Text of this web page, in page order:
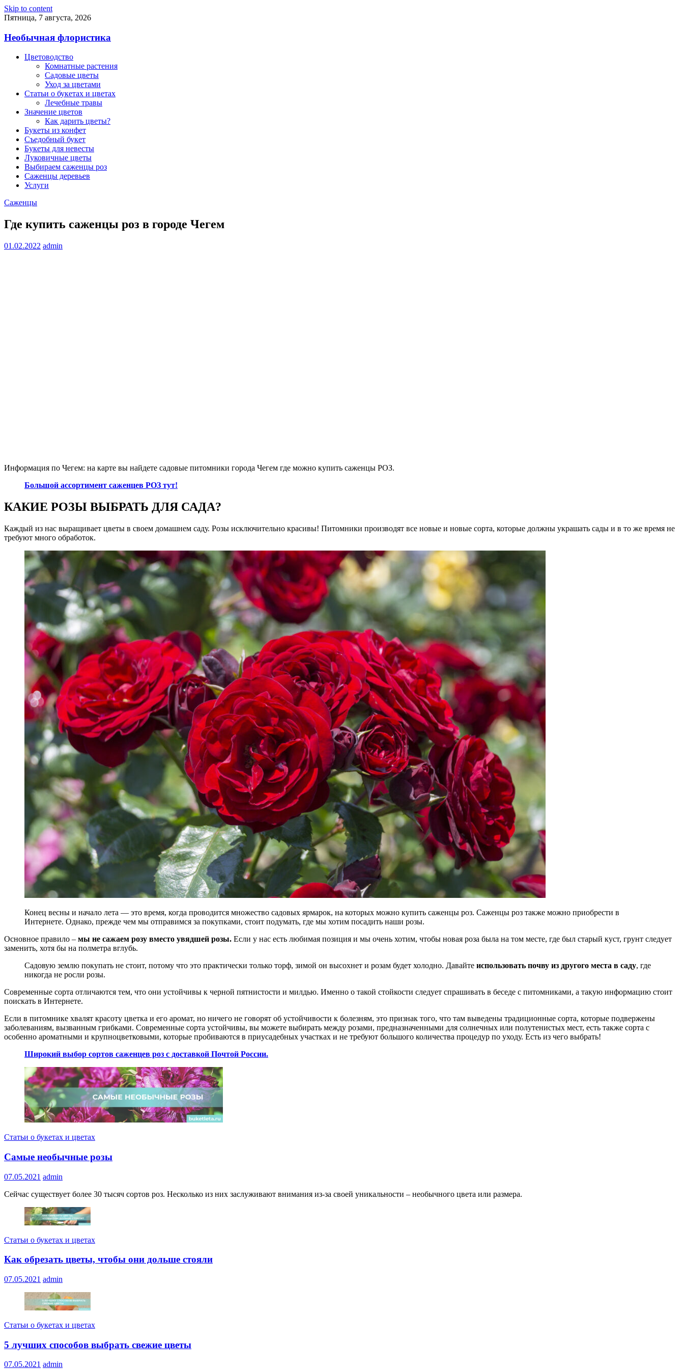
Skip to content
Пятница, 7 августа, 2026
Необычная флористика
Цветоводство
Комнатные растения
Садовые цветы
Уход за цветами
Статьи о букетах и цветах
Лечебные травы
Значение цветов
Как дарить цветы?
Букеты из конфет
Съедобный букет
Букеты для невесты
Луковичные цветы
Выбираем саженцы роз
Саженцы деревьев
Услуги
Саженцы
Где купить саженцы роз в городе Чегем
01.02.2022 admin
Информация по Чегем: на карте вы найдете садовые питомники города Чегем где можно купить саженцы РОЗ.
Большой ассортимент саженцев РОЗ тут!
КАКИЕ РОЗЫ ВЫБРАТЬ ДЛЯ САДА?
Каждый из нас выращивает цветы в своем домашнем саду. Розы исключительно красивы! Питомники производят все новые и новые сорта, которые должны украшать сады и в то же время не
требуют много обработок.
Конец весны и начало лета — это время, когда проводится множество садовых ярмарок, на которых можно купить саженцы роз. Саженцы роз также можно приобрести в
Интернете. Однако, прежде чем мы отправимся за покупками, стоит подумать, где мы хотим посадить наши розы.
Основное правило – мы не сажаем розу вместо увядшей розы. Если у нас есть любимая позиция и мы очень хотим, чтобы новая роза была на том месте, где был старый куст, грунт следует
заменить, хотя бы на полметра вглубь.
Садовую землю покупать не стоит, потому что это практически только торф, зимой он высохнет и розам будет холодно. Давайте использовать почву из другого места в саду, где
никогда не росли розы.
Современные сорта отличаются тем, что они устойчивы к черной пятнистости и милдью. Именно о такой стойкости следует спрашивать в беседе с питомниками, а такую ​​информацию стоит
поискать в Интернете.
Если в питомнике хвалят красоту цветка и его аромат, но ничего не говорят об устойчивости к болезням, это признак того, что там выведены традиционные сорта, которые подвержены
заболеваниям, вызванным грибками. Современные сорта устойчивы, вы можете выбирать между розами, предназначенными для солнечных или полутенистых мест, есть также сорта с
особенно ароматными и крупноцветковыми, которые пробиваются в приусадебных участках и не требуют большого количества процедур по уходу. Есть из чего выбрать!
Широкий выбор сортов саженцев роз с доставкой Почтой России.
Статьи о букетах и цветах
Самые необычные розы
07.05.2021 admin
Сейчас существует более 30 тысяч сортов роз. Несколько из них заслуживают внимания из-за своей уникальности – необычного цвета или размера.
Статьи о букетах и цветах
Как обрезать цветы, чтобы они дольше стояли
07.05.2021 admin
Статьи о букетах и цветах
5 лучших способов выбрать свежие цветы
07.05.2021 admin